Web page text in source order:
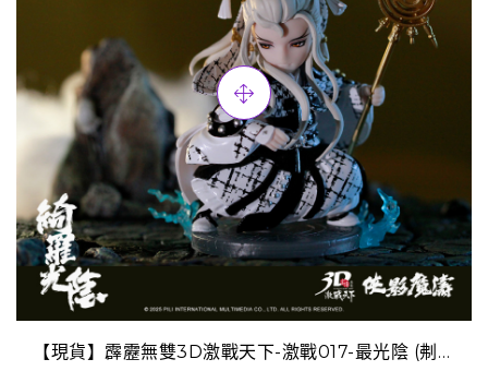
【現貨】霹靂無雙3D激戰天下-激戰017-最光陰 (刜伐